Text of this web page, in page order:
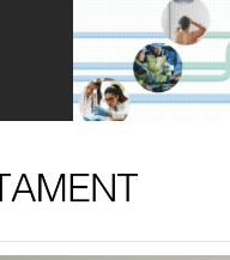
de les Franqueses